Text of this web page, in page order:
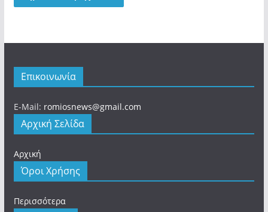
Επικοινωνία
E-Mail: romiosnews@gmail.com
Αρχική Σελίδα
Αρχική
Όροι Χρήσης
Περισσότερα